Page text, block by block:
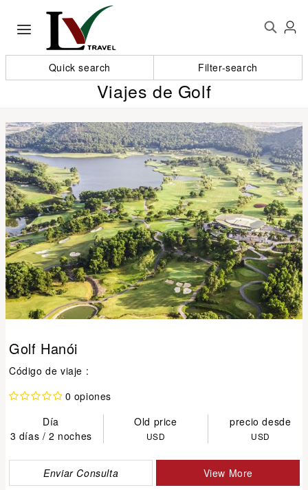
Quick search Filter-search
Viajes de Golf
Golf Hanói
Código de viaje :
0 opiones
Día
Old price
precio desde
3 días / 2 noches
USD USD
Enviar Consulta View More